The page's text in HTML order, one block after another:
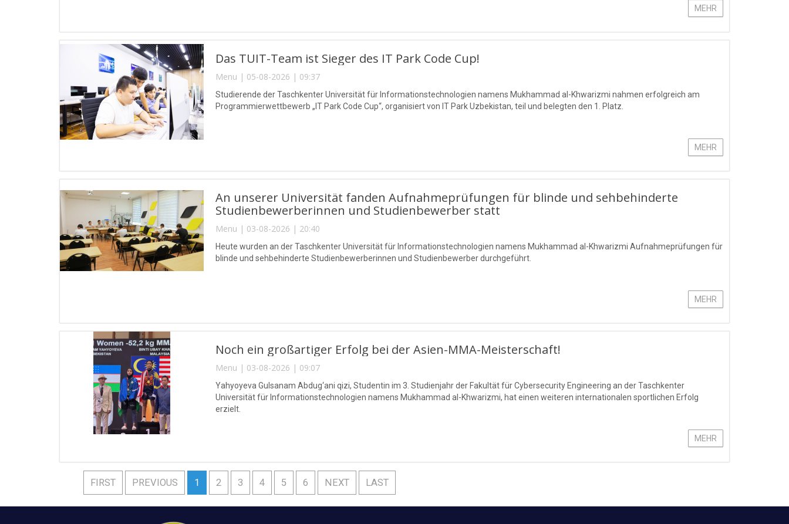
MEHR
Das TUIT-Team ist Sieger des IT Park Code Cup!
Menu | 05-08-2026 | 09:37
Studierende der Taschkenter Universität für Informationstechnologien namens Mukhammad al-Khwarizmi nahmen erfolgreich am
Programmierwettbewerb „IT Park Code Cup“, organisiert von IT Park Uzbekistan, teil und belegten den 1. Platz.
MEHR
An unserer Universität fanden Aufnahmeprüfungen für blinde und sehbehinderte
Studienbewerberinnen und Studienbewerber statt
Menu | 03-08-2026 | 20:40
Heute wurden an der Taschkenter Universität für Informationstechnologien namens Mukhammad al-Khwarizmi Aufnahmeprüfungen für
blinde und sehbehinderte Studienbewerberinnen und Studienbewerber durchgeführt.
MEHR
Noch ein großartiger Erfolg bei der Asien-MMA-Meisterschaft!
Menu | 03-08-2026 | 09:07
Yahyoyeva Gulsanam Abdug‘ani qizi, Studentin im 3. Studienjahr der Fakultät für Cybersecurity Engineering an der Taschkenter
Universität für Informationstechnologien namens Mukhammad al-Khwarizmi, hat einen weiteren internationalen sportlichen Erfolg
erzielt.
MEHR
FIRST PREVIOUS 1 2 3 4 5 6 NEXT LAST